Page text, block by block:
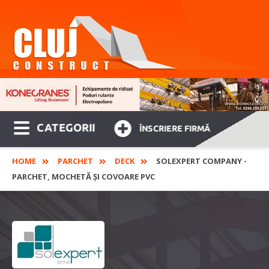
CATEGORII ÎNSCRIERE FIRMĂ
HOME PARCHET DECK
SOLEXPERT COMPANY -
PARCHET, MOCHETĂ ȘI COVOARE PVC